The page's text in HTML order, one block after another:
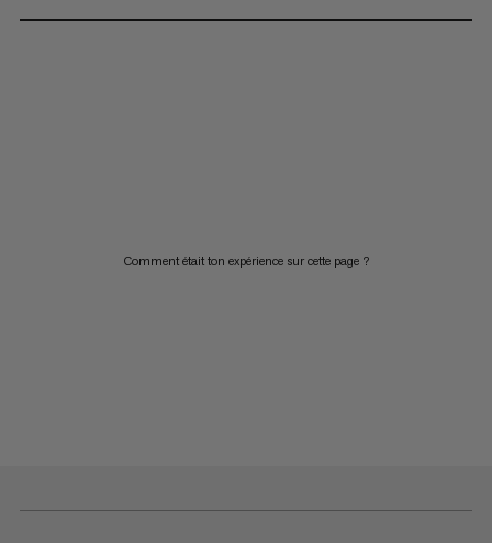
Comment était ton expérience sur cette page ?